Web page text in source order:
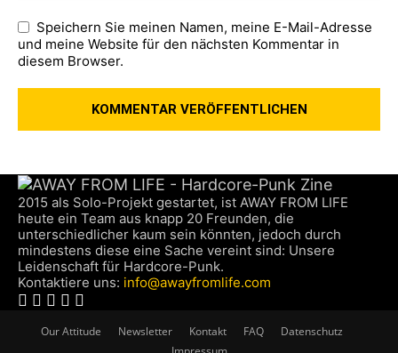
Speichern Sie meinen Namen, meine E-Mail-Adresse
und meine Website für den nächsten Kommentar in
diesem Browser.
2015 als Solo-Projekt gestartet, ist AWAY FROM LIFE
heute ein Team aus knapp 20 Freunden, die
unterschiedlicher kaum sein könnten, jedoch durch
mindestens diese eine Sache vereint sind: Unsere
Leidenschaft für Hardcore-Punk.
Kontaktiere uns: info@awayfromlife.com
Our Attitude Newsletter Kontakt FAQ
Datenschutz